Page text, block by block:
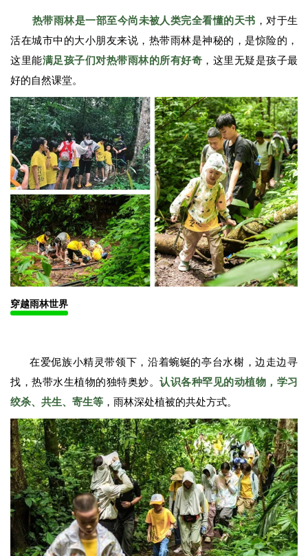
热带雨林是一部至今尚未被人类完全看懂的天书 ，对于生
活在城市中的大小朋友来说，热带雨林是神秘的，是惊险的，
这里能满足孩子们对热带雨林的所有好奇 ，这里无疑是孩子最
好的自然课堂。
穿越雨林世界
在爱伲族小精灵带领下，沿着蜿蜒的亭台水榭，边走边寻
找，热带水生植物的独特奥妙。 认识各种罕见的动植物，学习
绞杀、共生、寄生等 ，雨林深处植被的共处方式。